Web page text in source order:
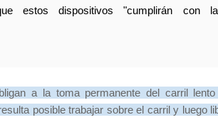
estos dispositivos "cumplirán con
a la toma permanente del carril
posible trabajar sobre el carril y luego